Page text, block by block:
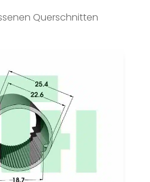
Querschnitten